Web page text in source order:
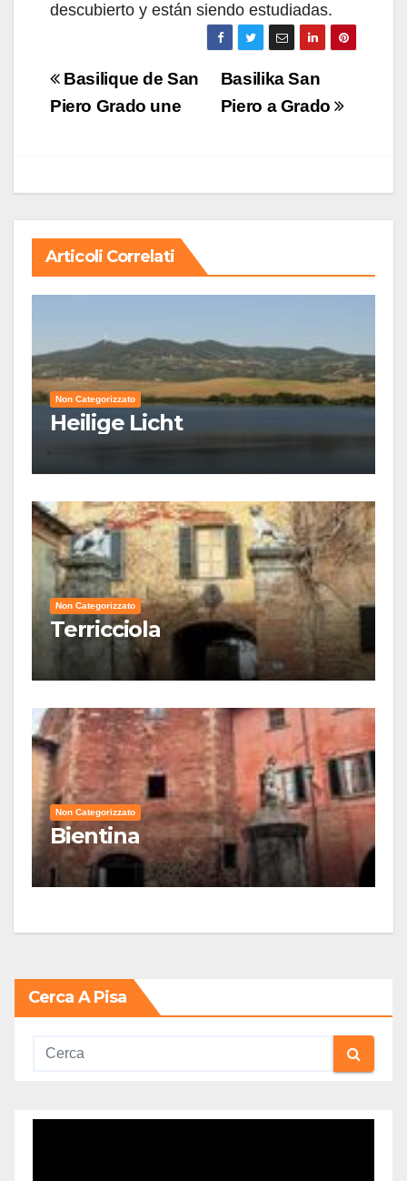
descubierto y están siendo estudiadas.
Navigazione
articoli
Basilika San
Piero a Grado
Basilique de San
Piero Grado une
Articoli Correlati
Non Categorizzato
Heilige Licht
Non Categorizzato
Terricciola
Non Categorizzato
Bientina
Cerca A Pisa